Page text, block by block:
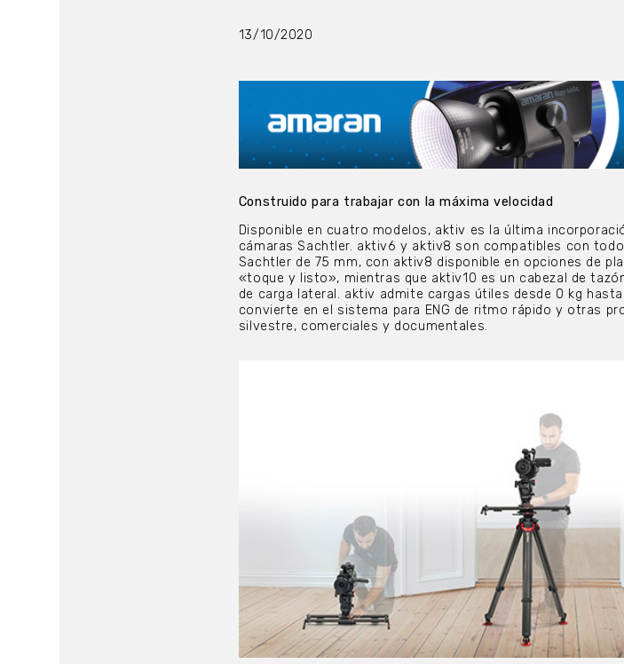
13/10/2020
Construido para trabajar con la máxima velocidad
Disponible en cuatro modelos, aktiv es la última
cámaras Sachtler. aktiv6 y aktiv8 son compatibles con
Sachtler de 75 mm, con aktiv8 disponible en opciones de
«toque y listo», mientras que aktiv10 es un cabezal de
de carga lateral. aktiv admite cargas útiles desde 0 kg
convierte en el sistema para ENG de ritmo rápido y otras
silvestre, comerciales y documentales.